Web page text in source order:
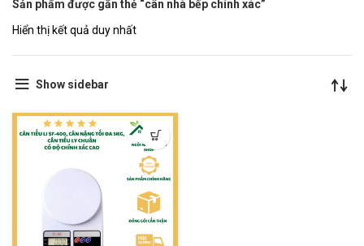
Sản phẩm được gắn thẻ “cân nhà bếp chính xác”
Hiển thị kết quả duy nhất
Show sidebar